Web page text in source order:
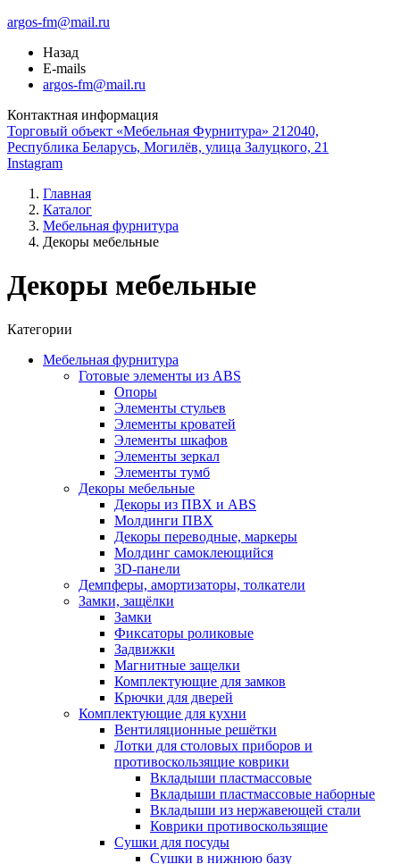
argos-fm@mail.ru
Назад
E-mails
argos-fm@mail.ru
Контактная информация
Торговый объект «Мебельная Фурнитура» 212040,
Республика Беларусь, Могилёв, улица Залуцкого, 21
Instagram
Главная
Каталог
Мебельная фурнитура
Декоры мебельные
Декоры мебельные
Категории
Мебельная фурнитура
Готовые элементы из ABS
Опоры
Элементы стульев
Элементы кроватей
Элементы шкафов
Элементы зеркал
Элементы тумб
Декоры мебельные
Декоры из ПВХ и ABS
Молдинги ПВХ
Декоры переводные, маркеры
Молдинг самоклеющийся
3D-панели
Демпферы, амортизаторы, толкатели
Замки, защёлки
Замки
Фиксаторы роликовые
Задвижки
Магнитные защелки
Комплектующие для замков
Крючки для дверей
Комплектующие для кухни
Вентиляционные решётки
Лотки для столовых приборов и
противоскользящие коврики
Вкладыши пластмассовые
Вкладыши пластмассовые наборные
Вкладыши из нержавеющей стали
Коврики противоскользящие
Сушки для посуды
Сушки в нижнюю базу